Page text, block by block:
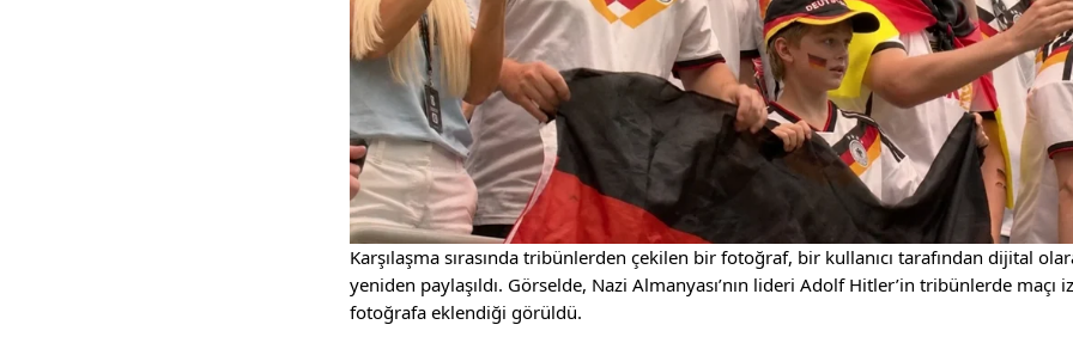
Karşılaşma sırasında tribünlerden çekilen bir fotoğraf, bir kullanıcı tarafından dijital
yeniden paylaşıldı. Görselde, Nazi Almanyası’nın lideri Adolf Hitler’in tribünlerde maçı
fotoğrafa eklendiği görüldü.